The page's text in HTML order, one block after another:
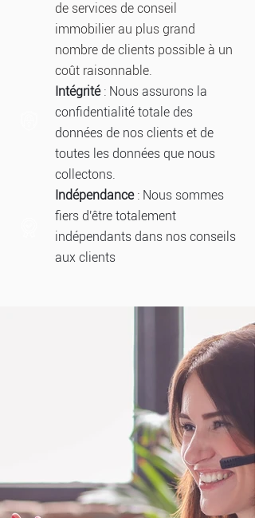
de services de conseil
immobilier au plus grand
nombre de clients possible à un
coût raisonnable.
Intégrité: Nous assurons la
confidentialité totale des
données de nos clients et de
toutes les données que nous
collectons.
Indépendance: Nous sommes
fiers d'être totalement
indépendants dans nos conseils
aux clients